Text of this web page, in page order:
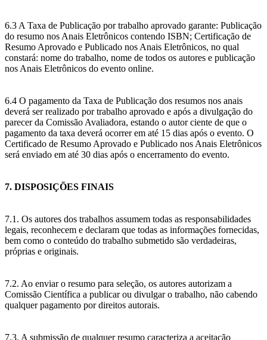
6.3 A Taxa de Publicação por trabalho aprovado garante: Publicação
do resumo nos Anais Eletrônicos contendo ISBN; Certificação de
Resumo Aprovado e Publicado nos Anais Eletrônicos, no qual
constará: nome do trabalho, nome de todos os autores e publicação
nos Anais Eletrônicos do evento online.
6.4 O pagamento da Taxa de Publicação dos resumos nos anais
deverá ser realizado por trabalho aprovado e após a divulgação do
parecer da Comissão Avaliadora, estando o autor ciente de que o
pagamento da taxa deverá ocorrer em até 15 dias após o evento. O
Certificado de Resumo Aprovado e Publicado nos Anais Eletrônicos
será enviado em até 30 dias após o encerramento do evento.
7. DISPOSIÇÕES FINAIS
7.1. Os autores dos trabalhos assumem todas as responsabilidades
legais, reconhecem e declaram que todas as informações fornecidas,
bem como o conteúdo do trabalho submetido são verdadeiras,
próprias e originais.
7.2. Ao enviar o resumo para seleção, os autores autorizam a
Comissão Científica a publicar ou divulgar o trabalho, não cabendo
qualquer pagamento por direitos autorais.
7.3. A submissão de qualquer resumo caracteriza a aceitação